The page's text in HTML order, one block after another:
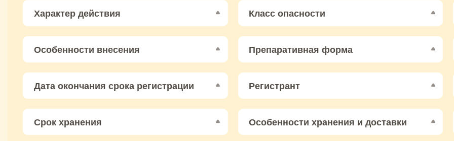
Характер действия Класс опасности
Особенности внесения Препаративная форма
Дата окончания срока регистрации Регистрант
Срок хранения Особенности хранения и доставки